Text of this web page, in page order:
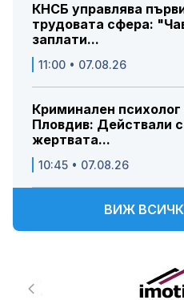
КНСБ управлява
трудовата сфера:
заплати...
11:00 • 07.08.26
Криминален психолог
Пловдив: Действали
жертвата...
10:45 • 07.08.26
ВИЖ